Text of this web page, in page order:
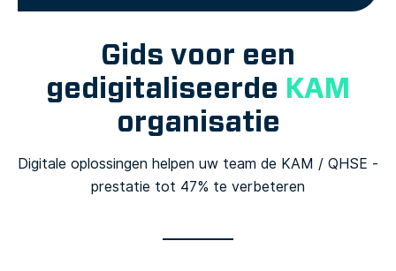
Gids voor een
gedigitaliseerde KAM
organisatie
Digitale oplossingen helpen uw team de KAM / QHSE -
prestatie tot 47% te verbeteren